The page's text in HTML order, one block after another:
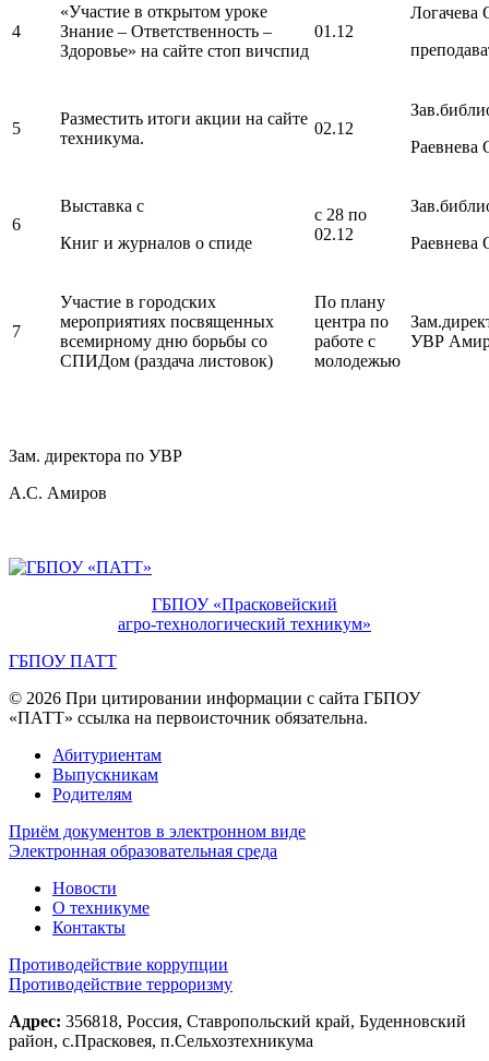
4
«Участие в открытом уроке
Знание – Ответственность –
Здоровье» на сайте стоп вичспид
01.12
Логачева
5
Разместить итоги акции на сайте
техникума.
02.12
Раевнева
6
Выставка с
Книг и журналов о спиде
с 28 по
02.12
Раевнева
7
Участие в городских
мероприятиях посвященных
всемирному дню борьбы со
СПИДом (раздача листовок)
По плану
центра по
работе с
молодежью
УВР
Зам. директора по УВР
А.С. Амиров
ГБПОУ «Прасковейский
агро-технологический техникум»
ГБПОУ ПАТТ
© 2026 При цитировании информации с сайта ГБПОУ
«ПАТТ» ссылка на первоисточник обязательна.
Абитуриентам
Выпускникам
Родителям
Приём документов в электронном виде
Электронная образовательная среда
Новости
О техникуме
Контакты
Противодействие коррупции
Противодействие терроризму
Адрес: 356818, Россия, Ставропольский край, Буденновский
район, с.Прасковея, п.Сельхозтехникума